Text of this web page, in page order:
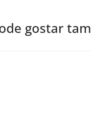
gostar